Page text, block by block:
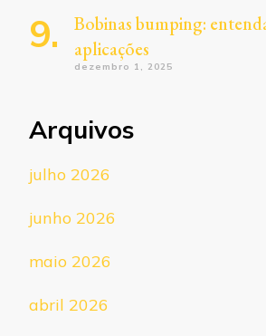
Bobinas bumping:
aplicações
dezembro 1, 2025
Arquivos
julho 2026
junho 2026
maio 2026
abril 2026